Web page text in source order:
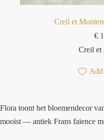
Creil et
€
Creil et
Flora toont het bloemendecor
mooist — antiek Frans faience